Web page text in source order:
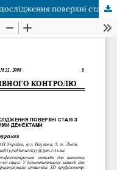
Використання профілометрії для дослідження поверхні сталі з пітінгами і пітінгоподібними дефектами